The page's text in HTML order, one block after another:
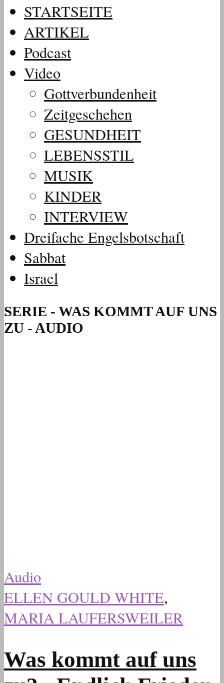
STARTSEITE
ARTIKEL
Podcast
Video
Gottverbundenheit
Zeitgeschehen
GESUNDHEIT
LEBENSSTIL
MUSIK
KINDER
INTERVIEW
Dreifache Engelsbotschaft
Sabbat
Israel
SERIE - WAS KOMMT AUF UNS
ZU - AUDIO
Audio
ELLEN GOULD WHITE,
MARIA LAUFERSWEILER
Was kommt auf uns